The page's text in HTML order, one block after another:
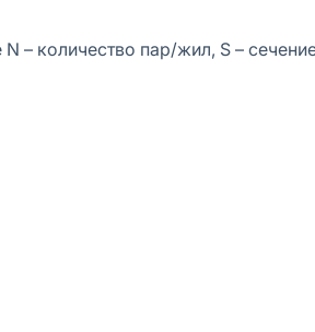
– количество пар/жил, S –